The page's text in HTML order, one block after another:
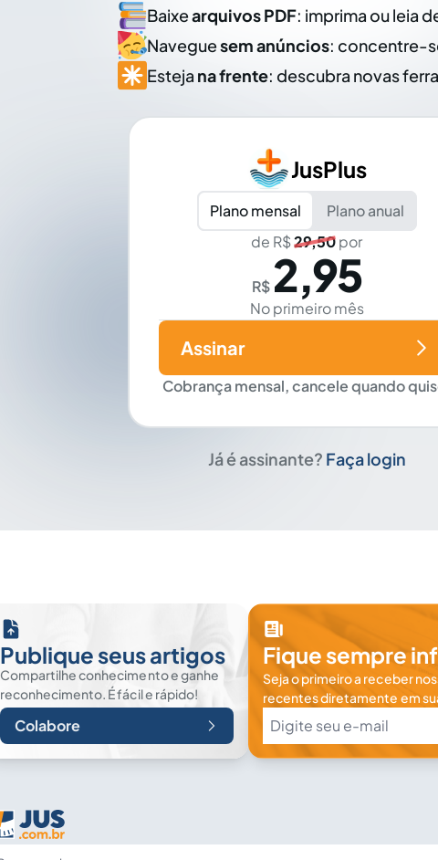
Baixearquivos PDF: imprima ou leia
Naveguesem anúncios: concentre-
Esteja na frente: descubra novas
JusPlus
Plano mensal
Plano anual
de R$29,50por
R$ 2,95
No primeiro mês
Cobrança mensal, cancele quando
Assinar
Já é assinante? Faça login
Publique seus artigos
Compartilhe conhecimento e ganhe
reconhecimento. É fácil e rápido!
Colabore
Fique sempre
Seja o primeiro a receber
recentes diretamente em